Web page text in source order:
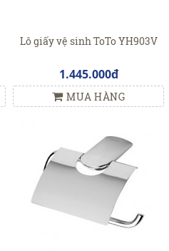
Lô giấy vệ sinh ToTo YH903V
1.445.000đ
MUA HÀNG